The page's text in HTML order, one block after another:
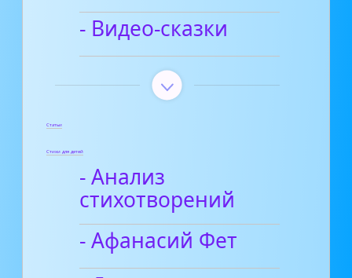
- Видео-сказки
Статьи
Стихи для детей
- Анализ
стихотворений
- Афанасий Фет